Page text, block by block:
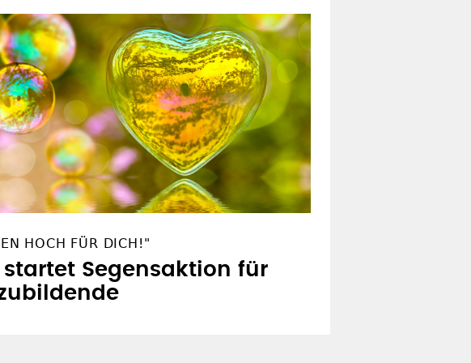
HOCH FÜR DICH!"
startet Segensaktion für